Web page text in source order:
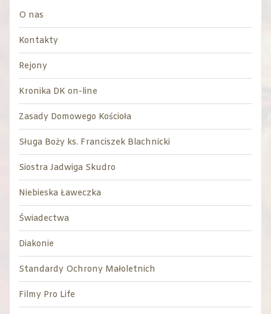
O nas
Kontakty
Rejony
Kronika DK on-line
Zasady Domowego Kościoła
Sługa Boży ks. Franciszek Blachnicki
Siostra Jadwiga Skudro
Niebieska Ławeczka
Świadectwa
Diakonie
Standardy Ochrony Małoletnich
Filmy Pro Life